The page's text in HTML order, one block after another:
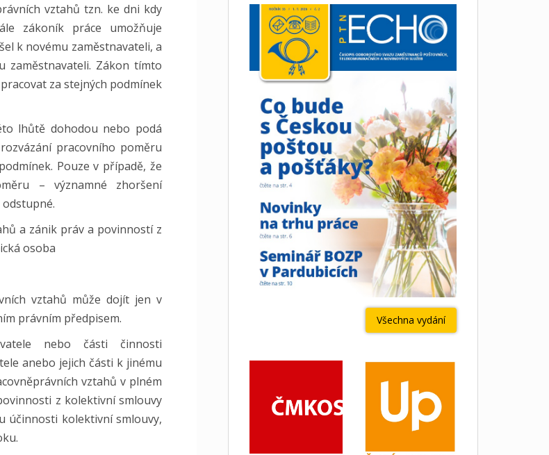
vztahů tzn. ke dni kdy
zákoník práce umožňuje
k novému zaměstnavateli, a
zaměstnavateli. Zákon tímto
za stejných podmínek
lhůtě dohodou nebo podá
pracovního poměru
Pouze v případě, že
– významné zhoršení
a zánik práv a povinností z
osoba
vztahů může dojít jen v
právním předpisem.
nebo části činnosti
anebo jejich části k jinému
vztahů v plném
z kolektivní smlouvy
účinnosti kolektivní smlouvy,
Všechna vydání